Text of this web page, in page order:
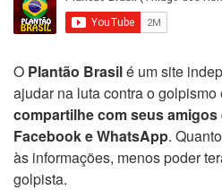
O Plantão Brasilé um site
ajudar na luta contra o golpismo
compartilhe com seus
Facebook e WhatsApp.
às informações, menos poder
golpista.